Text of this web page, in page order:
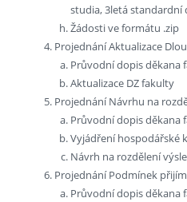
studia, 3letá standardní
Žádosti ve formátu .zip
Projednání Aktualizace
Průvodní dopis děkana
Aktualizace DZ fakulty
Projednání Návrhu na
Průvodní dopis děkana
Vyjádření hospodářské
Návrh na rozdělení
Projednání Podmínek
Průvodní dopis děkana